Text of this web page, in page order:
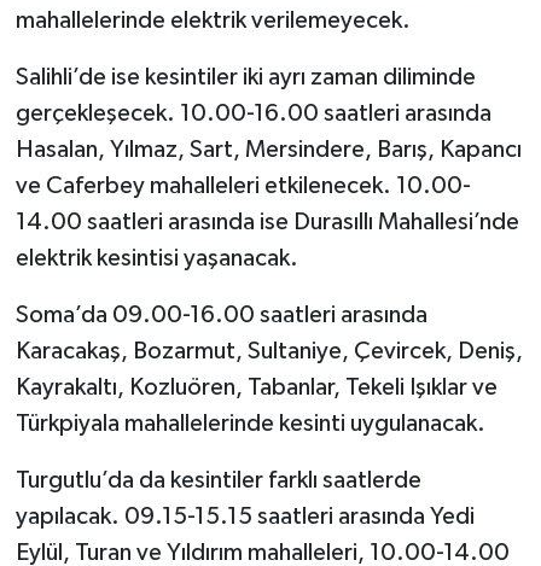
mahallelerinde elektrik verilemeyecek.
Salihli’de ise kesintiler iki ayrı zaman diliminde
gerçekleşecek. 10.00-16.00 saatleri arasında
Hasalan, Yılmaz, Sart, Mersindere, Barış, Kapancı
ve Caferbey mahalleleri etkilenecek. 10.00-
14.00 saatleri arasında ise Durasıllı Mahallesi’nde
elektrik kesintisi yaşanacak.
Soma’da 09.00-16.00 saatleri arasında
Karacakaş, Bozarmut, Sultaniye, Çevircek, Deniş,
Kayrakaltı, Kozluören, Tabanlar, Tekeli Işıklar ve
Türkpiyala mahallelerinde kesinti uygulanacak.
Turgutlu’da da kesintiler farklı saatlerde
yapılacak. 09.15-15.15 saatleri arasında Yedi
Eylül, Turan ve Yıldırım mahalleleri, 10.00-14.00